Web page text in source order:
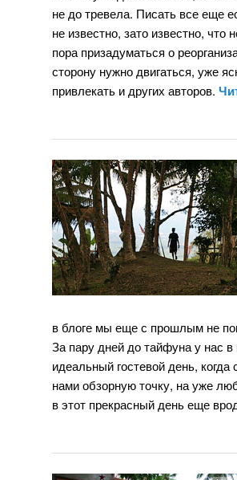
не до тревела. Писать все еще
не известно, зато известно,
пора призадуматься о
сторону нужно двигаться, уже
привлекать и других авторов.
в блоге мы еще с прошлым не
За пару дней до тайфуна у нас
идеальный гостевой день,
нами обзорную точку, на уже
в этот прекрасный день еще